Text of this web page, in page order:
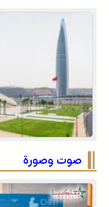
موجة حر وزخات رعدية
إنذارية)
صوت وصورة